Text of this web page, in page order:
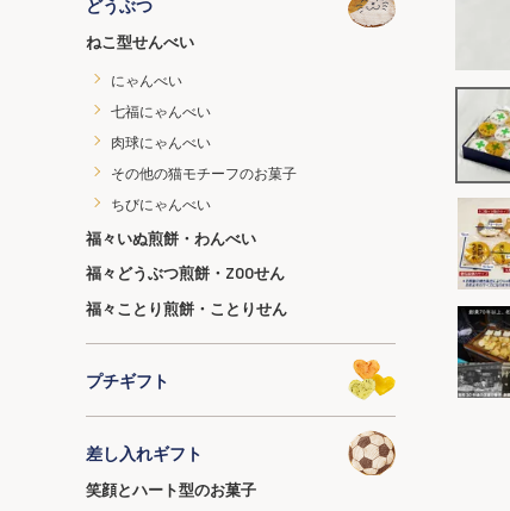
どうぶつ
ねこ型せんべい
にゃんべい
七福にゃんべい
肉球にゃんべい
その他の猫モチーフのお菓子
ちびにゃんべい
福々いぬ煎餅・わんべい
福々どうぶつ煎餅・ZOOせん
福々ことり煎餅・ことりせん
プチギフト
差し入れギフト
笑顔とハート型のお菓子